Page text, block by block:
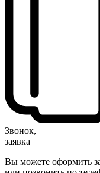
Звонок,
заявка
Вы можете оформить